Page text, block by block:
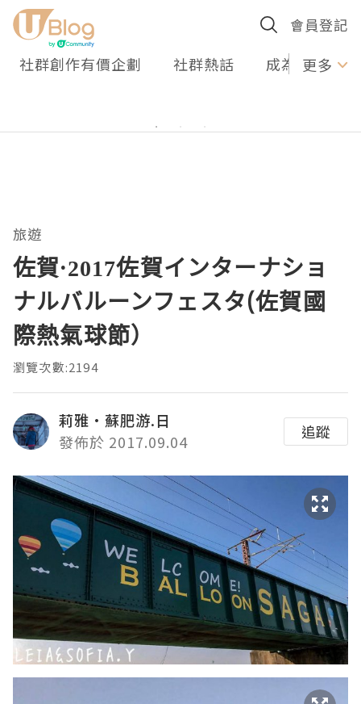
會員登記
社群創作有價企劃 社群熱話 成為U更多
旅遊
佐賀·2017佐賀インターナショ
ナルバルーンフェスタ(佐賀國
際熱氣球節）
瀏覽次數:2194
莉雅·蘇肥游.日
發佈於 2017.09.04
追蹤